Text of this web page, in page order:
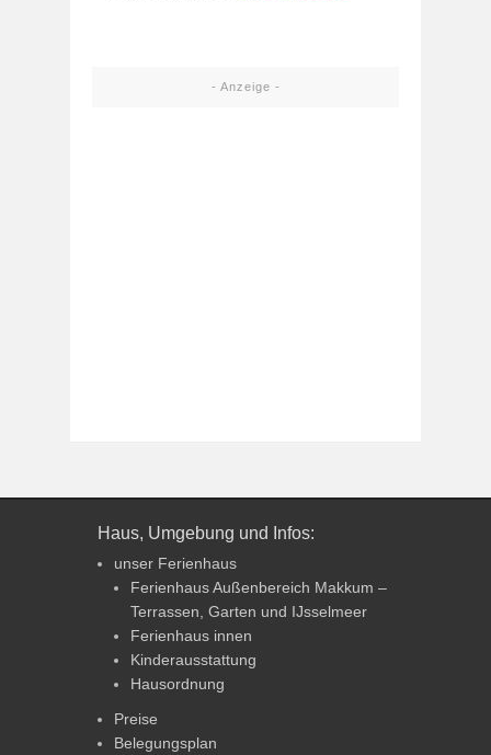
- Anzeige -
Haus, Umgebung und Infos:
unser Ferienhaus
Ferienhaus Außenbereich Makkum –
Terrassen, Garten und IJsselmeer
Ferienhaus innen
Kinderausstattung
Hausordnung
Preise
Belegungsplan